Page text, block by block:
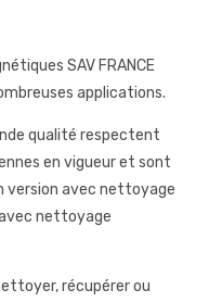
SAV FRANCE
applications.
qualité respectent
en vigueur et sont
version avec nettoyage
nettoyage
récupérer ou